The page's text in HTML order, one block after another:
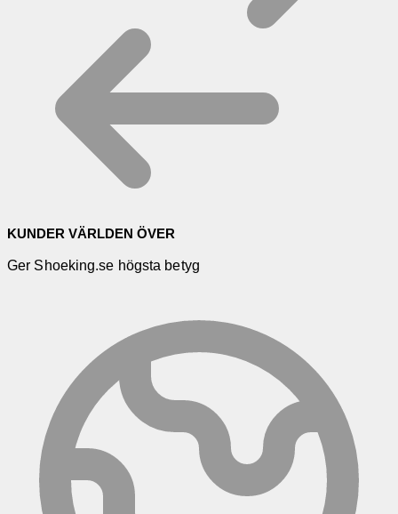
KUNDER VÄRLDEN ÖVER
Ger Shoeking.se högsta betyg